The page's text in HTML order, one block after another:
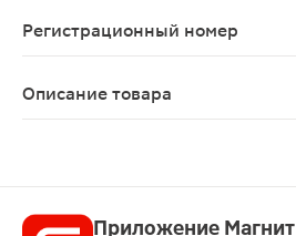
Регистрационный номер
Описание товара
Приложение Магнит